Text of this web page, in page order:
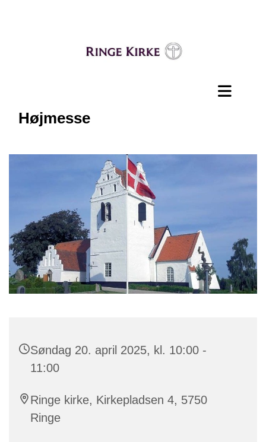
Højmesse
Søndag 20. april 2025, kl. 10:00 -
11:00
Ringe kirke, Kirkepladsen 4, 5750
Ringe